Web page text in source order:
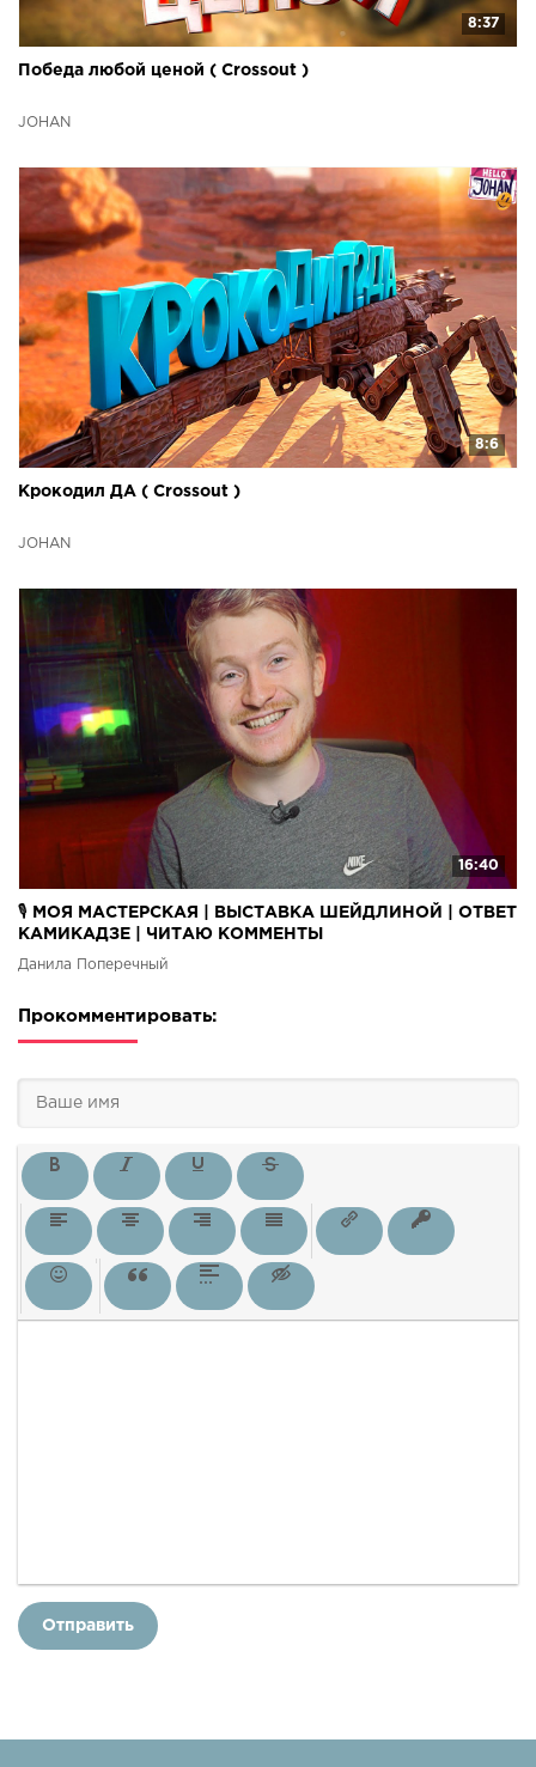
8:37
Победа любой ценой ( Crossout )
JOHAN
8:6
Крокодил ДА ( Crossout )
JOHAN
16:40
🎙 МОЯ МАСТЕРСКАЯ | ВЫСТАВКА ШЕЙДЛИНОЙ | ОТВЕТ
КАМИКАДЗЕ | ЧИТАЮ КОММЕНТЫ
Данила Поперечный
Прокомментировать:
Отправить